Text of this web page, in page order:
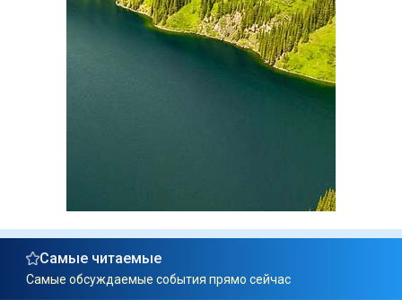
Самые читаемые
Самые обсуждаемые события прямо сейчас